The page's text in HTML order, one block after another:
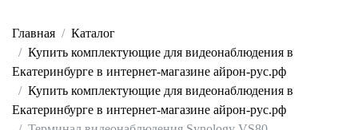
Главная
Каталог
Купить комплектующие для видеонаблюдения в
Екатеринбурге в интернет-магазине айрон-рус.рф
Купить комплектующие для видеонаблюдения в
Екатеринбурге в интернет-магазине айрон-рус.рф